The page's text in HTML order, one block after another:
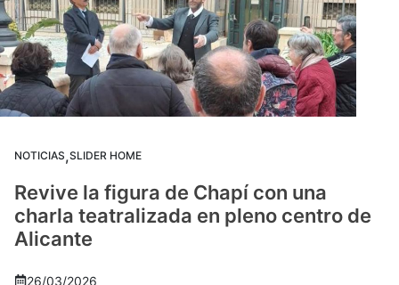
NOTICIAS,SLIDER HOME
Revive la figura de Chapí con una
charla teatralizada en pleno centro de
Alicante
26/03/2026